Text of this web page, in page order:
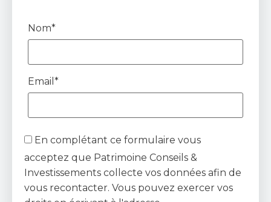
Nom*
Email*
En complétant ce formulaire vous
acceptez que Patrimoine Conseils &
Investissements collecte vos données afin de
vous recontacter. Vous pouvez exercer vos